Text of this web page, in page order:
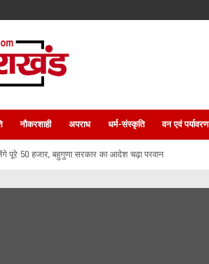
नौकरशाही अपराध धर्म-संस्कृति वन एवं पर्यावरण
पूरे 50 हजार, बहुगुणा सरकार का आदेश चढ़ा परवान